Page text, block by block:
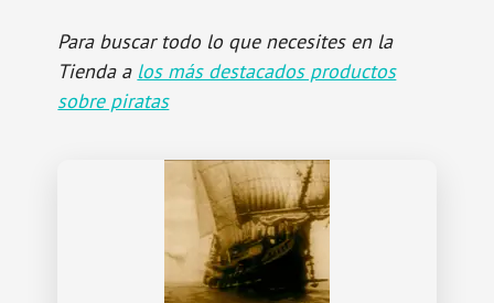
Para buscar todo lo que necesites en la
Tienda a los más destacados productos
sobre piratas